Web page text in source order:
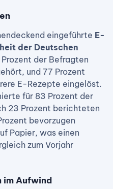
eingeführte E-
der Deutschen
der Befragten
und 77 Prozent
E-Rezepte eingelöst.
für 83 Prozent der
23 Prozent berichteten
bevorzugen
Papier, was einen
zum Vorjahr
im Aufwind